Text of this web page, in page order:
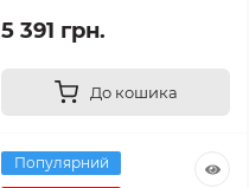
5 391 грн.
До кошика
Популярний